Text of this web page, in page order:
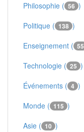
Philosophie ( 56 )
Politique ( 138 )
Enseignement ( 55
Technologie ( 25 )
Événements ( 4 )
Monde ( 115 )
Asie ( 10 )